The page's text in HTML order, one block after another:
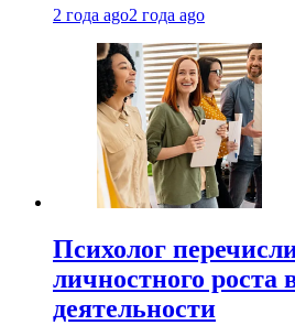
2 года ago2 года ago
Психолог
личностного роста
деятельности